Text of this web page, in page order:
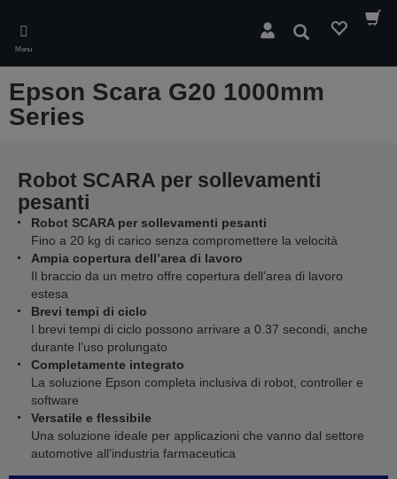
main
content
Menu
Cerca
Epson Scara G20 1000mm
Series
Robot SCARA per sollevamenti
pesanti
Robot SCARA per sollevamenti pesanti
Fino a 20 kg di carico senza compromettere la velocità
Ampia copertura dell’area di lavoro
Il braccio da un metro offre copertura dell’area di lavoro
estesa
Brevi tempi di ciclo
I brevi tempi di ciclo possono arrivare a 0.37 secondi, anche
durante l’uso prolungato
Completamente integrato
La soluzione Epson completa inclusiva di robot, controller e
software
Versatile e flessibile
Una soluzione ideale per applicazioni che vanno dal settore
automotive all’industria farmaceutica